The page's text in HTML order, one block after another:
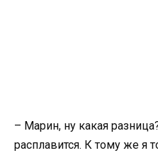
– Марин, ну какая
расплавится. К тому же я